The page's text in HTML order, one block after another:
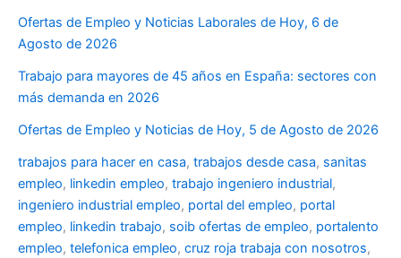
Ofertas de Empleo y Noticias Laborales de Hoy, 6 de
Agosto de 2026
Trabajo para mayores de 45 años en España: sectores con
más demanda en 2026
Ofertas de Empleo y Noticias de Hoy, 5 de Agosto de 2026
trabajos para hacer en casa, trabajos desde casa, sanitas
empleo, linkedin empleo, trabajo ingeniero industrial,
ingeniero industrial empleo, portal del empleo, portal
empleo, linkedin trabajo, soib ofertas de empleo, portalento
empleo, telefonica empleo, cruz roja trabaja con nosotros,